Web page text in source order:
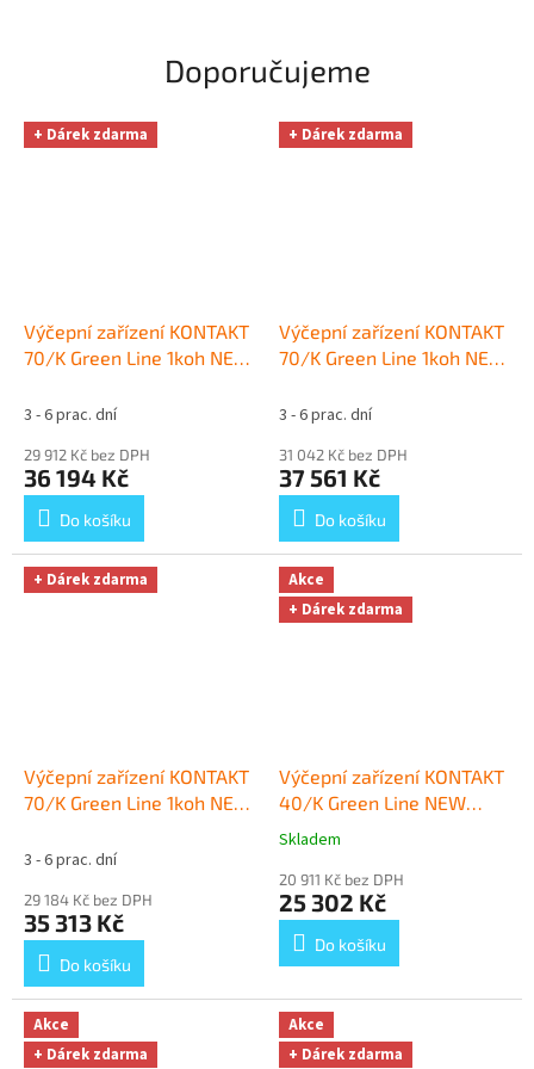
Doporučujeme
+ Dárek zdarma
Výčepní zařízení KONTAKT
70/K Green Line 1koh NEW
Dárek zdarma
3 - 6 prac. dní
29 912 Kč bez DPH
36 194 Kč
Do košíku
+ Dárek zdarma
Výčepní zařízení KONTAKT
70/K Green Line 1koh NEW
Dárek zdarma
3 - 6 prac. dní
31 042 Kč bez DPH
37 561 Kč
Do košíku
+ Dárek zdarma
Výčepní zařízení KONTAKT
70/K Green Line 1koh NEW
zdarma
3 - 6 prac. dní
29 184 Kč bez DPH
35 313 Kč
Do košíku
Akce
+ Dárek zdarma
Výčepní zařízení KONTAKT
40/K Green Line NEW
komplet BAJONET, PLOCHÝ
Průměrné
produktu
je
5,0
hvězdiček.
Skladem
20 911 Kč bez DPH
25 302 Kč
Do košíku
Akce
+ Dárek zdarma
Akce
+ Dárek zdarma